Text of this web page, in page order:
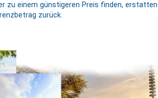
zu einem günstigeren Preis finden, erstatten
zurück.